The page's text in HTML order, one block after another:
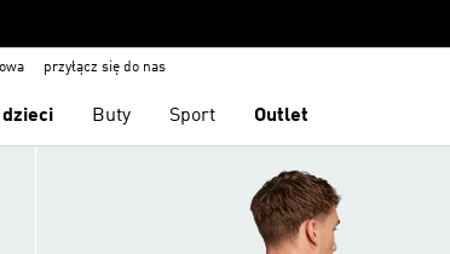
przyłącz się do nas
dzieci Buty Sport Outlet